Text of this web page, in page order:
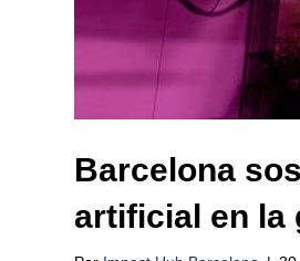
Barcelona
artificial en la